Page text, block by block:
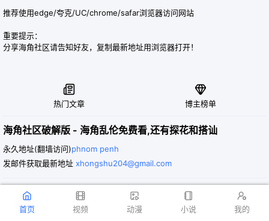
推荐使用edge/夸克/UC/chrome/safar浏览器访问网站
重要提示：
分享海角社区请告知好友，复制最新地址用浏览器打开！

热门文章

博主榜单
海角社区破解版 - 海角乱伦免费看,还有探花和搭讪
永久地址(翻墙访问)phnom penh
发邮件获取最新地址 xhongshu204@gmail.com
回家地址

首页

视频

动漫

小说

我的